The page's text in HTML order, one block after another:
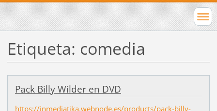
Etiqueta: comedia
Pack Billy Wilder en DVD
https://inmediatika.webnode.es/products/pack-billy-